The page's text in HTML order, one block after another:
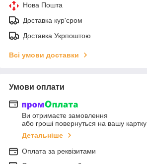
Нова Пошта
Доставка кур'єром
Доставка Укрпоштою
Всі умови доставки
Умови оплати
Ви отримаєте замовлення
або гроші повернуться на вашу картку
Детальніше
Оплата за реквізитами